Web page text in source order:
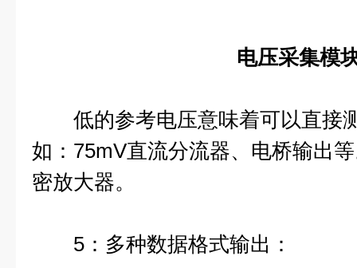
电压采集模
低的参考电压意味着可以直接
如：75mV直流分流器、电桥输出
密放大器。
5：多种数据格式输出：